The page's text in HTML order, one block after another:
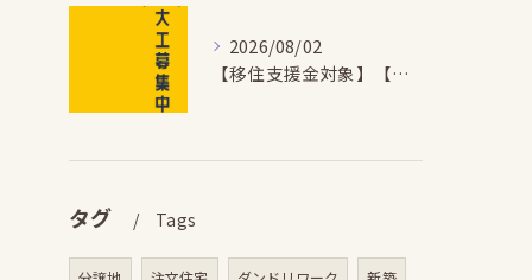
2026/08/02
【移住支援金対象】【未経験歓迎】大多喜町で「見えないところも...
タグ Tags